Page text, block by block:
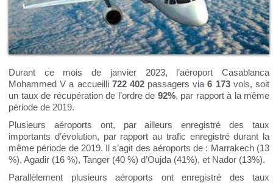
Durant ce mois de janvier 2023, l’aéroport Casablanca
Mohammed V a accueilli 722 402passagers via6 173vols, soit
un taux de récupération de l’ordre de 92%, par rapport à la même
période de 2019.
Plusieurs aéroports ont, par ailleurs enregistré des taux
importants d’évolution, par rapport au trafic enregistré durant la
même période de 2019. Il s’agit des aéroports de : Marrakech (13
%), Agadir (16 %), Tanger (40 %) d’Oujda (41%), et Nador (13%).
Parallèlement plusieurs aéroports ont enregistré des taux